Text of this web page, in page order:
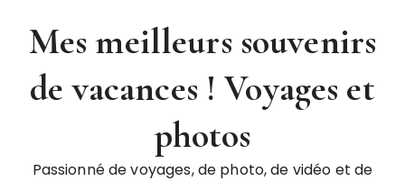
Mes meilleurs souvenirs
de vacances ! Voyages et
photos
Passionné de voyages, de photo, de vidéo et de